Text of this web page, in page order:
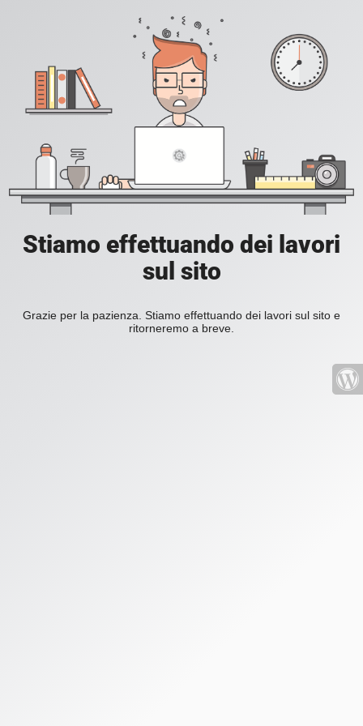
Stiamo effettuando dei lavori
sul sito
Grazie per la pazienza. Stiamo effettuando dei lavori sul sito e
ritorneremo a breve.